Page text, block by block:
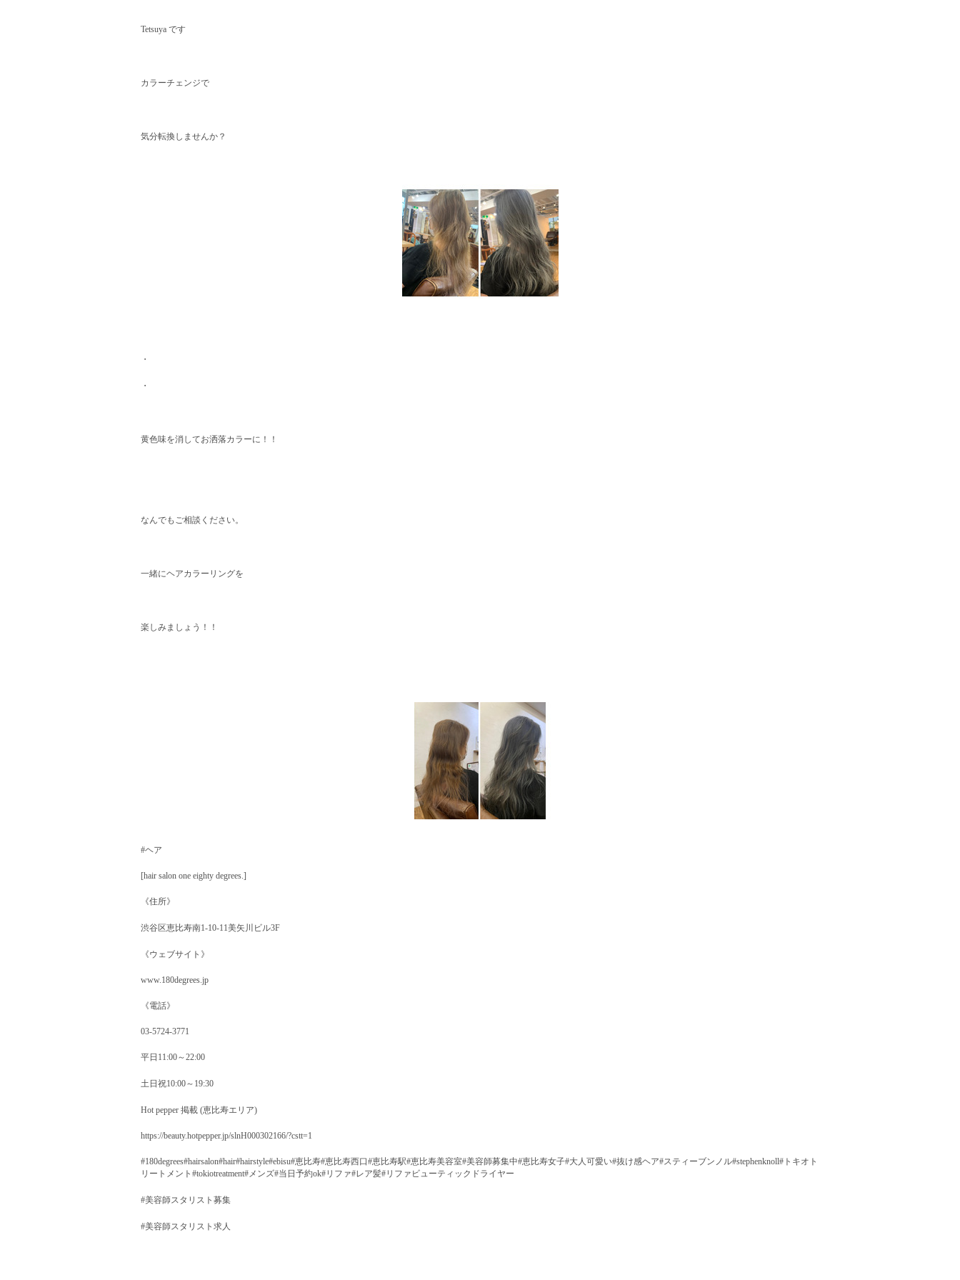
Tetsuya です
カラーチェンジで
気分転換しませんか？
・
・
黄色味を消してお洒落カラーに！！
なんでもご相談ください。
一緒にヘアカラーリングを
楽しみましょう！！
#ヘア
[hair salon one eighty degrees.]
《住所》
渋谷区恵比寿南1-10-11美矢川ビル3F
《ウェブサイト》
www.180degrees.jp
《電話》
03-5724-3771
平日11:00～22:00
土日祝10:00～19:30
Hot pepper 掲載 (恵比寿エリア)
https://beauty.hotpepper.jp/slnH000302166/?cstt=1
#180degrees#hairsalon#hair#hairstyle#ebisu#恵比寿#恵比寿西口#恵比寿駅#恵比寿美容室#美容師募集中#恵比寿女子#大人可愛い#抜け感ヘア#スティーブンノル#stephenknoll#トキオト
リートメント#tokiotreatment#メンズ#当日予約ok#リファ#レア髪#リファビューティックドライヤー
#美容師スタリスト募集
#美容師スタリスト求人